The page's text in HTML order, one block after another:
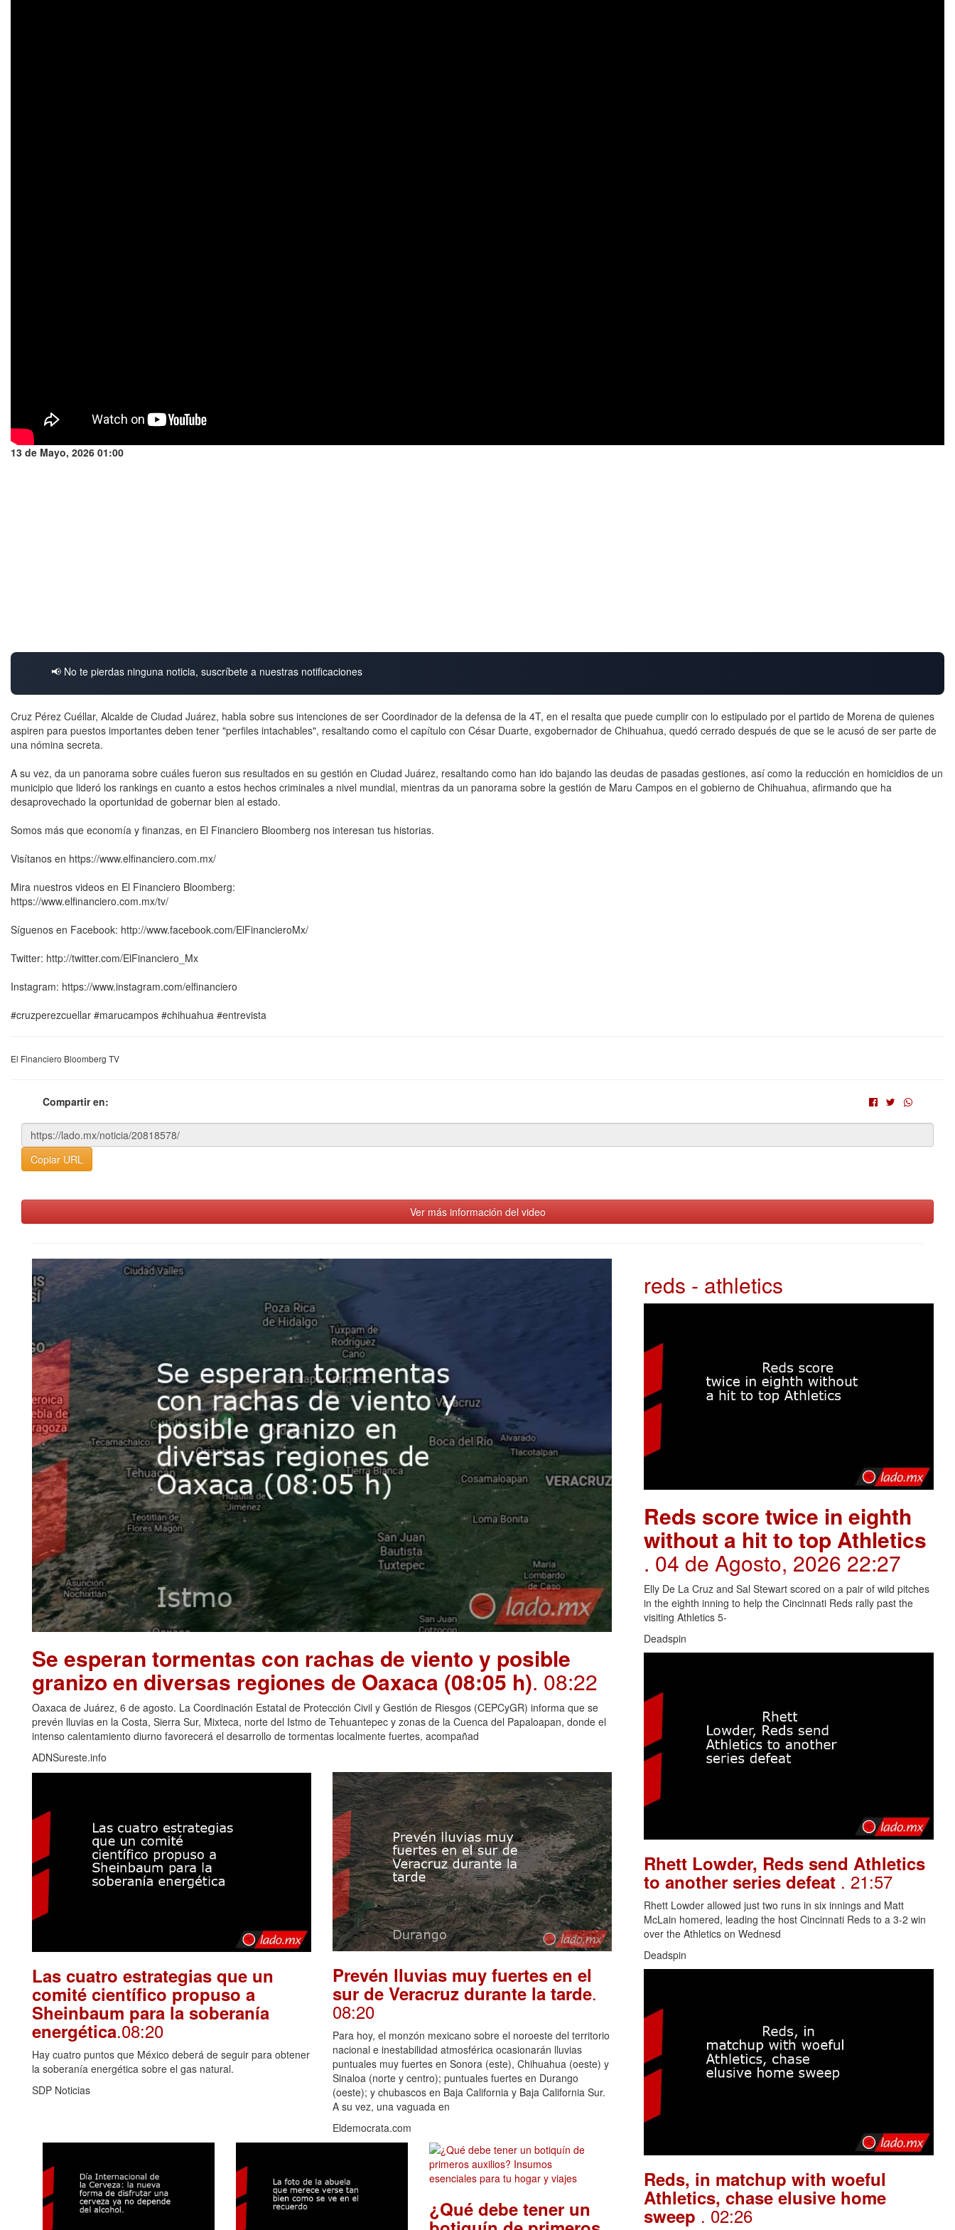
13 de Mayo, 2026 01:00
📢 No te pierdas ninguna noticia, suscríbete a nuestras notificaciones
Cruz Pérez Cuéllar, Alcalde de Ciudad Juárez, habla sobre sus intenciones de ser Coordinador de la defensa de la 4T, en el resalta que puede cumplir con lo estipulado por el partido de Morena de quienes
aspiren para puestos importantes deben tener "perfiles intachables", resaltando como el capítulo con César Duarte, exgobernador de Chihuahua, quedó cerrado después de que se le acusó de ser parte de
una nómina secreta.
A su vez, da un panorama sobre cuáles fueron sus resultados en su gestión en Ciudad Juárez, resaltando como han ido bajando las deudas de pasadas gestiones, así como la reducción en homicidios de un
municipio que lideró los rankings en cuanto a estos hechos criminales a nivel mundial, mientras da un panorama sobre la gestión de Maru Campos en el gobierno de Chihuahua, afirmando que ha
desaprovechado la oportunidad de gobernar bien al estado.
Somos más que economía y finanzas, en El Financiero Bloomberg nos interesan tus historias.
Visítanos en https://www.elfinanciero.com.mx/
Mira nuestros videos en El Financiero Bloomberg:
https://www.elfinanciero.com.mx/tv/
Síguenos en Facebook: http://www.facebook.com/ElFinancieroMx/
Twitter: http://twitter.com/ElFinanciero_Mx
Instagram: https://www.instagram.com/elfinanciero
#cruzperezcuellar #marucampos #chihuahua #entrevista
El Financiero Bloomberg TV
Compartir en:
Copiar URL
Ver más información del video
Se esperan tormentas con rachas de viento y posible
granizo en diversas regiones de Oaxaca (08:05 h). 08:22
Oaxaca de Juárez, 6 de agosto. La Coordinación Estatal de Protección Civil y Gestión de Riesgos (CEPCyGR) informa que se
prevén lluvias en la Costa, Sierra Sur, Mixteca, norte del Istmo de Tehuantepec y zonas de la Cuenca del Papaloapan, donde el
intenso calentamiento diurno favorecerá el desarrollo de tormentas localmente fuertes, acompañad
ADNSureste.info
Las cuatro estrategias que un
comité científico propuso a
Sheinbaum para la soberanía
energética.08:20
Hay cuatro puntos que México deberá de seguir para obtener
la soberanía energética sobre el gas natural.
SDP Noticias
Prevén lluvias muy fuertes en el
sur de Veracruz durante la tarde.
08:20
Para hoy, el monzón mexicano sobre el noroeste del territorio
nacional e inestabilidad atmosférica ocasionarán lluvias
puntuales muy fuertes en Sonora (este), Chihuahua (oeste) y
Sinaloa (norte y centro); puntuales fuertes en Durango
(oeste); y chubascos en Baja California y Baja California Sur.
A su vez, una vaguada en
Eldemocrata.com
¿Qué debe tener un
reds - athletics
Reds score twice in eighth
without a hit to top Athletics
. 04 de Agosto, 2026 22:27
Elly De La Cruz and Sal Stewart scored on a pair of wild pitches
in the eighth inning to help the Cincinnati Reds rally past the
visiting Athletics 5-
Deadspin
Rhett Lowder, Reds send Athletics
to another series defeat . 21:57
Rhett Lowder allowed just two runs in six innings and Matt
McLain homered, leading the host Cincinnati Reds to a 3-2 win
over the Athletics on Wednesd
Deadspin
Reds, in matchup with woeful
Athletics, chase elusive home
sweep . 02:26